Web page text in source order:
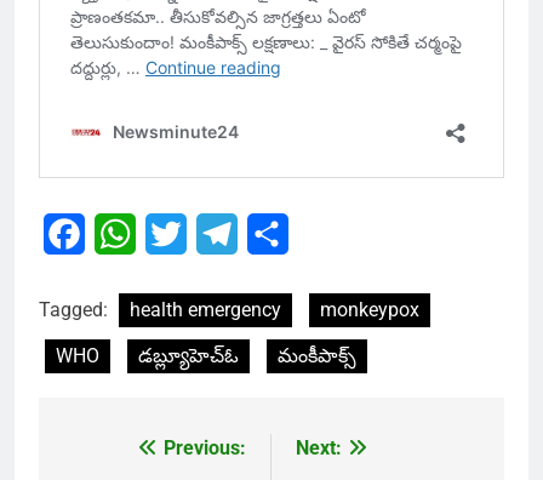
FacebookWhatsApp
Twitter Telegram
Tagged: health emergency
monkeypox
WHO
డబ్ల్యూహెచ్ఓ మంకీపాక్స్
Previous:
Next: